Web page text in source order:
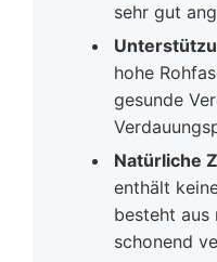
sehr gut
hohe
gesunde
Natürliche
enthält
besteht aus
schonend